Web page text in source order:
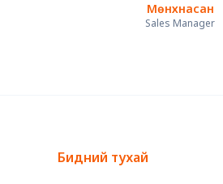
Мөнхнасан
Sales Manager
Бидний тухай